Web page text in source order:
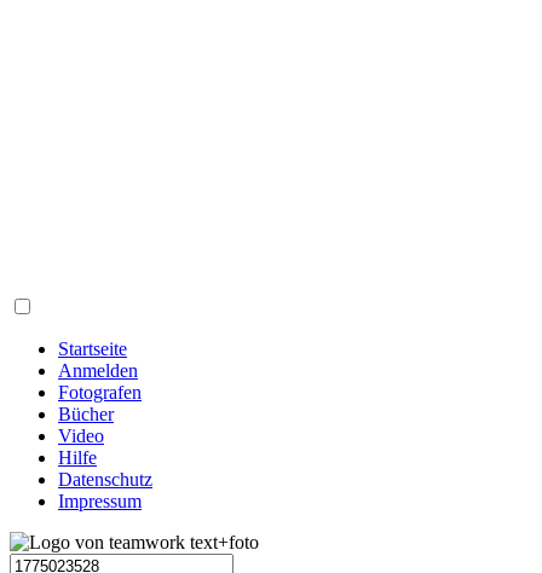
Startseite
Anmelden
Fotografen
Bücher
Video
Hilfe
Datenschutz
Impressum